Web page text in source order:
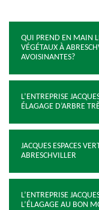
QUI PREND EN MAIN
VÉGÉTAUX À
AVOISINANTES?
L’ENTREPRISE
ÉLAGAGE D’ARBRE
JACQUES ESPACES
ABRESCHVILLER
L’ENTREPRISE
L’ÉLAGAGE AU BON